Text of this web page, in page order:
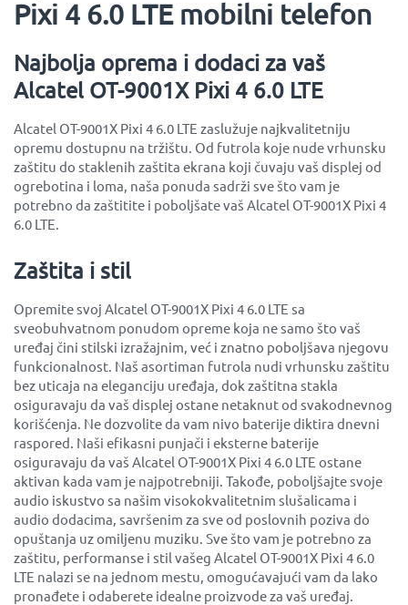
Pixi 4 6.0 LTE mobilni telefon
Najbolja oprema i dodaci za vaš
Alcatel OT-9001X Pixi 4 6.0 LTE
Alcatel OT-9001X Pixi 4 6.0 LTE zaslužuje najkvalitetniju
opremu dostupnu na tržištu. Od futrola koje nude vrhunsku
zaštitu do staklenih zaštita ekrana koji čuvaju vaš displej od
ogrebotina i loma, naša ponuda sadrži sve što vam je
potrebno da zaštitite i poboljšate vaš Alcatel OT-9001X Pixi 4
6.0 LTE.
Zaštita i stil
Opremite svoj Alcatel OT-9001X Pixi 4 6.0 LTE sa
sveobuhvatnom ponudom opreme koja ne samo što vaš
uređaj čini stilski izražajnim, već i znatno poboljšava njegovu
funkcionalnost. Naš asortiman futrola nudi vrhunsku zaštitu
bez uticaja na eleganciju uređaja, dok zaštitna stakla
osiguravaju da vaš displej ostane netaknut od svakodnevnog
korišćenja. Ne dozvolite da vam nivo baterije diktira dnevni
raspored. Naši efikasni punjači i eksterne baterije
osiguravaju da vaš Alcatel OT-9001X Pixi 4 6.0 LTE ostane
aktivan kada vam je najpotrebniji. Takođe, poboljšajte svoje
audio iskustvo sa našim visokokvalitetnim slušalicama i
audio dodacima, savršenim za sve od poslovnih poziva do
opuštanja uz omiljenu muziku. Sve što vam je potrebno za
zaštitu, performanse i stil vašeg Alcatel OT-9001X Pixi 4 6.0
LTE nalazi se na jednom mestu, omogućavajući vam da lako
pronađete i odaberete idealne proizvode za vaš uređaj.